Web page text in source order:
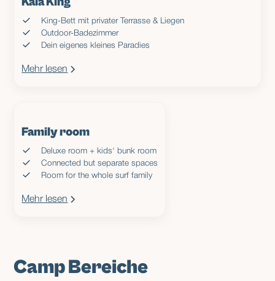
King-Bett mit privater Terrasse & Liegen
Outdoor-Badezimmer
Dein eigenes kleines Paradies
Mehr lesen
Family room
Deluxe room + kids' bunk room
Connected but separate spaces
Room for the whole surf family
Mehr lesen
Camp Bereiche